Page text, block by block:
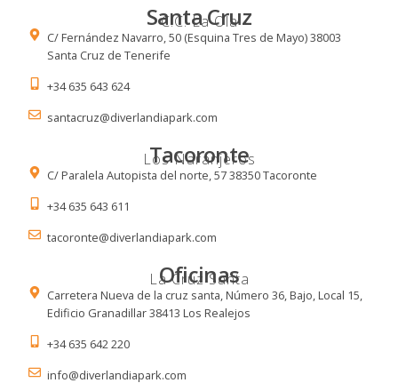
Santa Cruz
C.C. La Ola
C/ Fernández Navarro, 50 (Esquina Tres de Mayo) 38003
Santa Cruz de Tenerife
+34 635 643 624
santacruz@diverlandiapark.com
Tacoronte
Los Naranjeros
C/ Paralela Autopista del norte, 57 38350 Tacoronte
+34 635 643 611
tacoronte@diverlandiapark.com
Oficinas
La Cruz Santa
Carretera Nueva de la cruz santa, Número 36, Bajo, Local 15,
Edificio Granadillar 38413 Los Realejos
+34 635 642 220
info@diverlandiapark.com